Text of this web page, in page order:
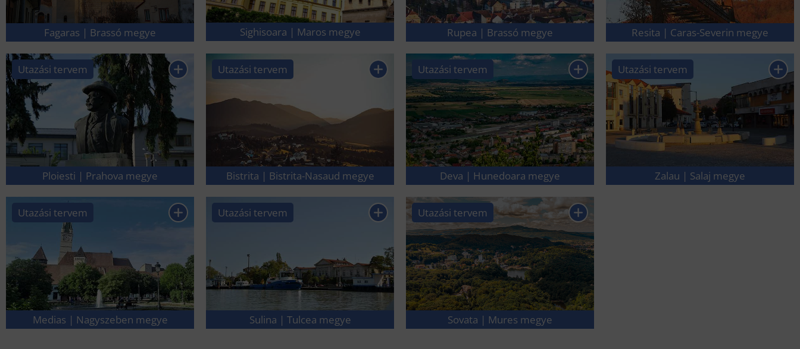
Fagaras | Brassó megye Sighisoara | Maros megye Rupea | Brassó megye Resita | Caras-Severin megye
Utazási tervem
Ploiesti | Prahova megye
Utazási tervem
Bistrita | Bistrita-Nasaud megye
Utazási tervem
Deva | Hunedoara megye
Utazási tervem
Zalau | Salaj megye
Utazási tervem
Medias | Nagyszeben megye
Utazási tervem
Sulina | Tulcea megye
Utazási tervem
Sovata | Mures megye